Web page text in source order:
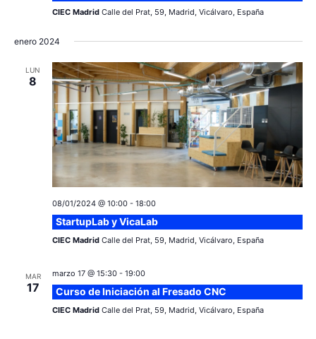
CIEC Madrid Calle del Prat, 59, Madrid, Vicálvaro, España
enero 2024
LUN
8
08/01/2024 @ 10:00- 18:00
StartupLab y VicaLab
CIEC Madrid Calle del Prat, 59, Madrid, Vicálvaro, España
MAR
17
marzo 17 @ 15:30- 19:00
Curso de Iniciación al Fresado CNC
CIEC Madrid Calle del Prat, 59, Madrid, Vicálvaro, España